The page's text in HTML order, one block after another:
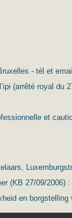
- tél et
(arrêté royal du
et
(KB 27/09/2006) :
en